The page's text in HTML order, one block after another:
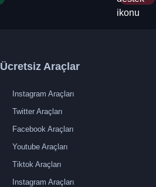
Ücretsiz Araçlar
Instagram Araçları
Twitter Araçları
Facebook Araçları
Youtube Araçları
Tiktok Araçları
Instagram Araçları